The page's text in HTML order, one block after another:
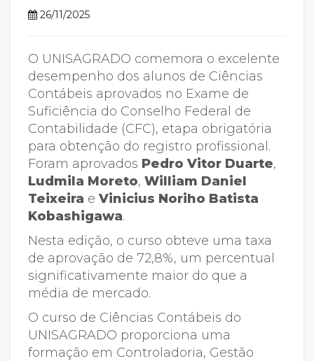
26/11/2025
O UNISAGRADO comemora o excelente
desempenho dos alunos de Ciências
Contábeis aprovados no Exame de
Suficiência do Conselho Federal de
Contabilidade (CFC), etapa obrigatória
para obtenção do registro profissional.
Foram aprovados Pedro Vitor Duarte,
Ludmila Moreto, William Daniel
Teixeira e Vinicius Noriho Batista
Kobashigawa.
Nesta edição, o curso obteve uma taxa
de aprovação de 72,8%, um percentual
significativamente maior do que a
média de mercado.
O curso de Ciências Contábeis do
UNISAGRADO proporciona uma
formação em Controladoria, Gestão